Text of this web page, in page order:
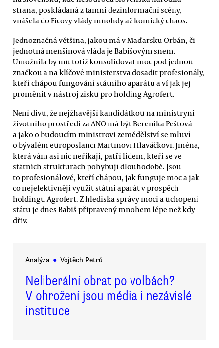
strana, poskládaná z tamní dezinformační scény,
vnášela do Ficovy vlády mnohdy až komický chaos.
Jednoznačná většina, jakou má v Maďarsku Orbán, či
jednotná menšinová vláda je Babišovým snem.
Umožnila by mu totiž konsolidovat moc pod jednou
značkou a na klíčové ministerstva dosadit profesionály,
kteří chápou fungování státního aparátu a ví jak jej
proměnit v nástroj zisku pro holding Agrofert.
Není divu, že nejžhavější kandidátkou na ministryni
životního prostředí za ANO má být Berenika Peštová
a jako o budoucím ministrovi zemědělství se mluví
o bývalém europoslanci Martinovi Hlaváčkovi. Jména,
která vám asi nic neříkají, patří lidem, kteří se ve
státních strukturách pohybují dlouhodobě. Jsou
to profesionálové, kteří chápou, jak funguje moc a jak
co nejefektivněji využít státní aparát v prospěch
holdingu Agrofert. Z hlediska správy moci a uchopení
státu je dnes Babiš připravený mnohem lépe než kdy
dřív.
Analýza ● Vojtěch Petrů
Neliberální obrat po volbách?
V ohrožení jsou média i nezávislé
instituce